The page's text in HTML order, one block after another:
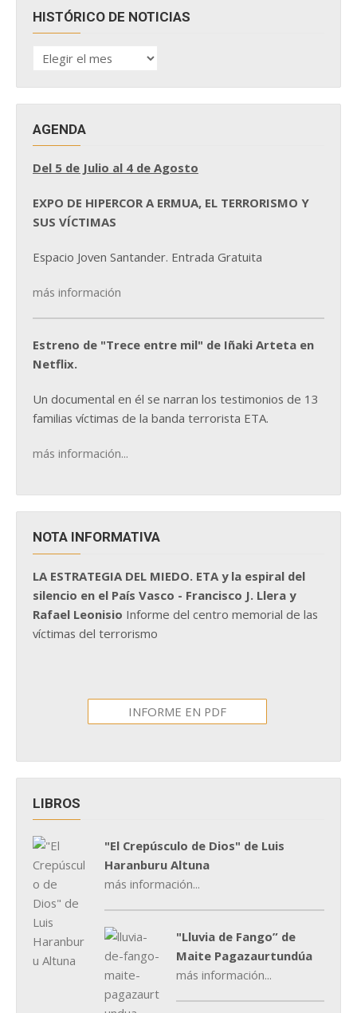
HISTÓRICO DE NOTICIAS
HISTÓRICO
DE
AGENDA
Del 5 de Julio al 4 de Agosto
EXPO DE HIPERCOR A ERMUA, EL TERRORISMO Y
SUS VÍCTIMAS
Espacio Joven Santander. Entrada Gratuita
más información
Estreno de "Trece entre mil" de Iñaki Arteta en
Netflix.
Un documental en él se narran los testimonios de 13
familias víctimas de la banda terrorista ETA.
más información...
NOTA INFORMATIVA
LA ESTRATEGIA DEL MIEDO. ETA y la espiral del
silencio en el País Vasco - Francisco J. Llera y
Rafael Leonisio Informe del centro memorial de las
víctimas del terrorismo
INFORME EN PDF
LIBROS
"El Crepúsculo de Dios" de Luis
Haranburu Altuna
más información...
"Lluvia de Fango” de
Maite Pagazaurtundúa
más información...